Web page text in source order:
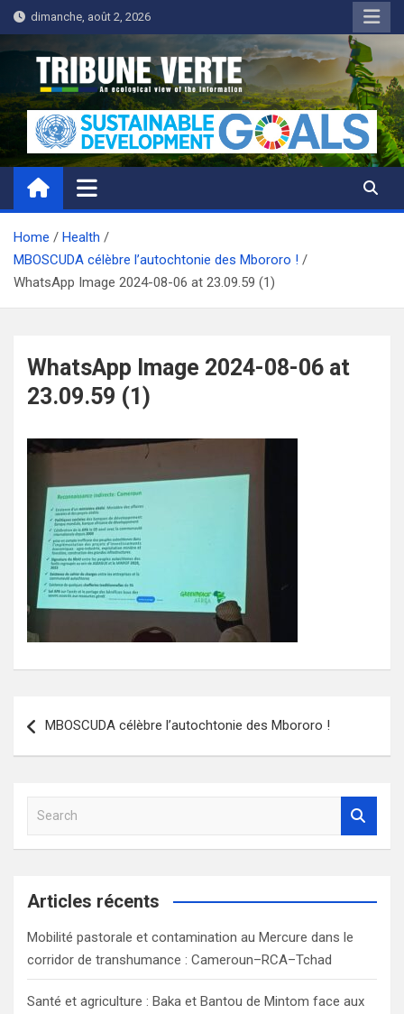
Skip
to
content
dimanche, août 2, 2026
Tribune Verte
Un regard écologique de l'information
Home
Health
MBOSCUDA célèbre l’autochtonie des Mbororo !
WhatsApp Image 2024-08-06 at 23.09.59 (1)
WhatsApp Image 2024-08-06 at
23.09.59 (1)
de
MBOSCUDA célèbre l’autochtonie des Mbororo !
a
c
Articles récents
Mobilité pastorale et contamination au Mercure dans le
corridor de transhumance : Cameroun–RCA–Tchad
Santé et agriculture : Baka et Bantou de Mintom face aux